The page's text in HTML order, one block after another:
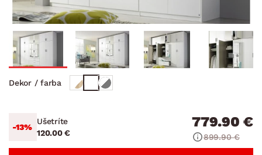
Dekor / farba
-13%
Ušetríte
120.00 €
779.90 €
899.90 €